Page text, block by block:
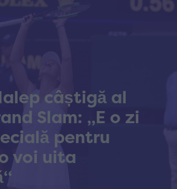
câștigă al
Slam: „E o zi
pentru
voi uita